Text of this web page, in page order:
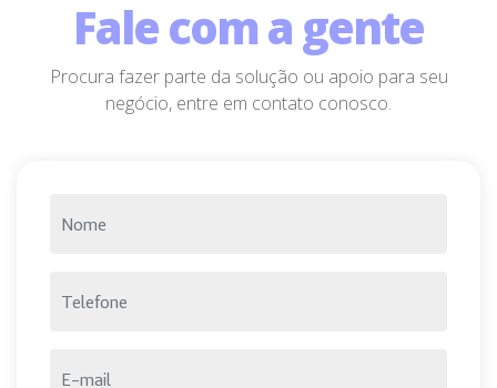
Fale com a gente
Procura fazer parte da solução ou apoio para seu
negócio, entre em contato conosco.